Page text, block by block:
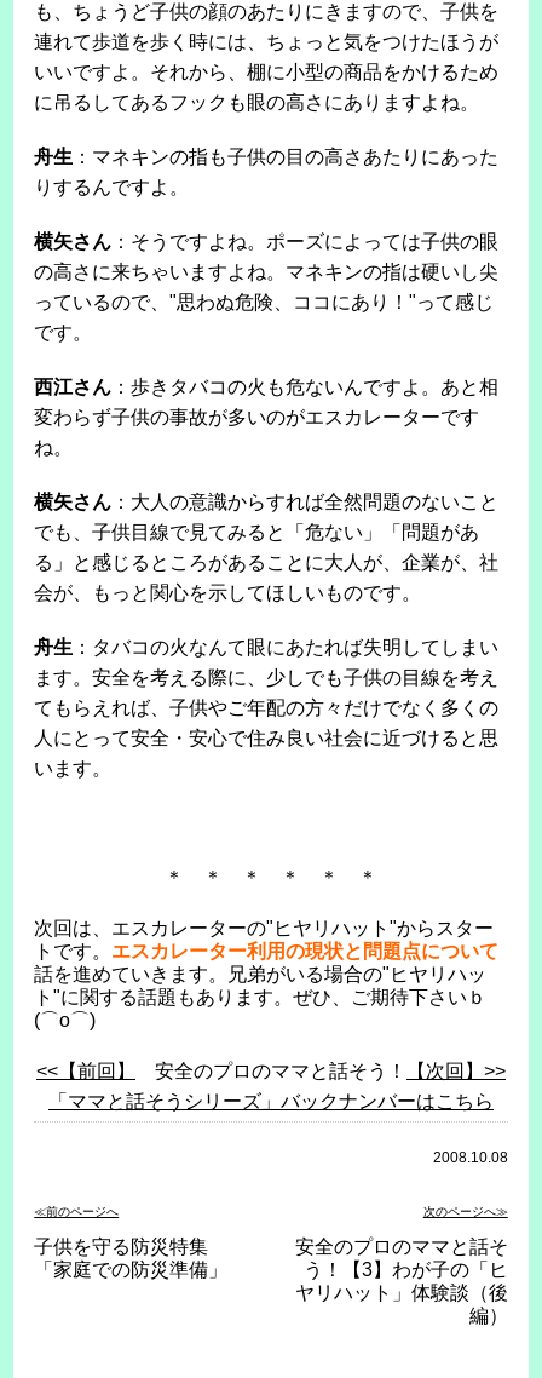
も、ちょうど子供の顔のあたりにきますので、子供を
連れて歩道を歩く時には、ちょっと気をつけたほうが
いいですよ。それから、棚に小型の商品をかけるため
に吊るしてあるフックも眼の高さにありますよね。
舟生 ：マネキンの指も子供の目の高さあたりにあった
りするんですよ。
横矢さん ：そうですよね。ポーズによっては子供の眼
の高さに来ちゃいますよね。マネキンの指は硬いし尖
っているので、"思わぬ危険、ココにあり！"って感じ
です。
西江さん ：歩きタバコの火も危ないんですよ。あと相
変わらず子供の事故が多いのがエスカレーターです
ね。
横矢さん ：大人の意識からすれば全然問題のないこと
でも、子供目線で見てみると「危ない」「問題があ
る」と感じるところがあることに大人が、企業が、社
会が、もっと関心を示してほしいものです。
舟生 ：タバコの火なんて眼にあたれば失明してしまい
ます。安全を考える際に、少しでも子供の目線を考え
てもらえれば、子供やご年配の方々だけでなく多くの
人にとって安全・安心で住み良い社会に近づけると思
います。
＊ ＊ ＊ ＊ ＊ ＊
次回は、エスカレーターの"ヒヤリハット"からスター
トです。 エスカレーター利用の現状と問題点について
話を進めていきます。兄弟がいる場合の"ヒヤリハッ
ト"に関する話題もあります。ぜひ、ご期待下さいｂ
(⌒o⌒)
<<【前回】 安全のプロのママと話そう！
【次回】>>
「ママと話そうシリーズ」バックナンバーはこちら
2008.10.08
≪前のページへ 次のページへ≫
子供を守る防災特集
「家庭での防災準備」
安全のプロのママと話そ
う！【3】わが子の「ヒ
ヤリハット」体験談（後
編）